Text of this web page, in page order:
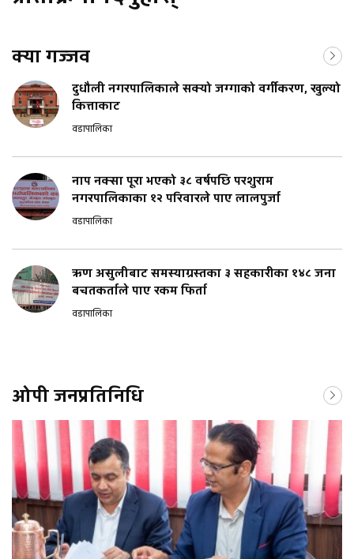
क्या गज्जव
दुधौली नगरपालिकाले सक्यो जग्गाको वर्गीकरण, खुल्यो
कित्ताकाट
वडापालिका
नाप नक्सा पूरा भएको ३८ वर्षपछि परशुराम
नगरपालिकाका १२ परिवारले पाए लालपुर्जा
वडापालिका
ऋण असुलीबाट समस्याग्रस्तका ३ सहकारीका १४८ जना
बचतकर्ताले पाए रकम फिर्ता
वडापालिका
ओपी जनप्रतिनिधि